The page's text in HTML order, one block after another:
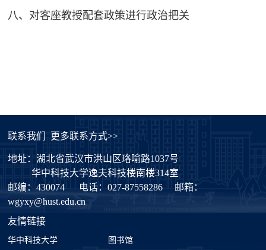
八、对客座教授配套政策进行政治把关
联系我们 更多联系方式>>
地址：湖北省武汉市洪山区珞喻路1037号
华中科技大学逸夫科技楼南楼314室
邮编：430074
电话：027-87558286
邮箱：
wgyxy@hust.edu.cn
友情链接
华中科技大学 图书馆